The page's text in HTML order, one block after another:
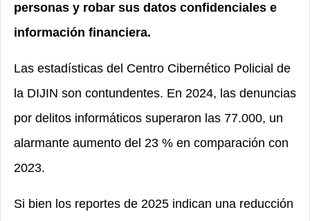
personas y robar sus datos confidenciales e
información financiera.
Las estadísticas del Centro Cibernético Policial de
la DIJIN son contundentes. En 2024, las denuncias
por delitos informáticos superaron las 77.000, un
alarmante aumento del 23 % en comparación con
2023.
Si bien los reportes de 2025 indican una reducción